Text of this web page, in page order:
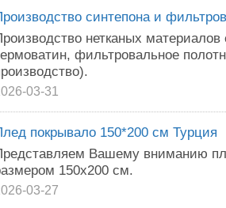
синтепона и
нетканых
фильтровальное
03-31
покрывало 150*200 см Турция
Вашему вниманию
150х200 см.
03-27